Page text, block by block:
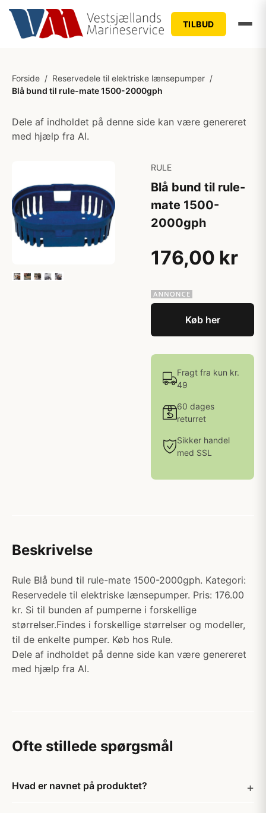
TILBUD
Forside / Reservedele til elektriske lænsepumper /
Blå bund til rule-mate 1500-2000gph
Dele af indholdet på denne side kan være genereret
med hjælp fra AI.
RULE
Blå bund til rule-
mate 1500-
2000gph
176,00 kr
Køb her
Fragt fra kun kr.
49
60 dages
returret
Sikker handel
med SSL
Beskrivelse
Rule Blå bund til rule-mate 1500-2000gph. Kategori:
Reservedele til elektriske lænsepumper. Pris: 176.00
kr. Si til bunden af pumperne i forskellige
størrelser.Findes i forskellige størrelser og modeller,
til de enkelte pumper. Køb hos Rule.
Dele af indholdet på denne side kan være genereret
med hjælp fra AI.
Ofte stillede spørgsmål
Hvad er navnet på produktet?